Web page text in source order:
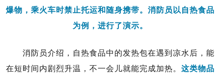
爆物，乘火车时禁止托运和随身携带。消防员以自热食品
为例，进行了演示。
消防员介绍，自热食品中的发热包在遇到凉水后，能
在短时间内剧烈升温，不一会儿就能完成加热。 这类物品